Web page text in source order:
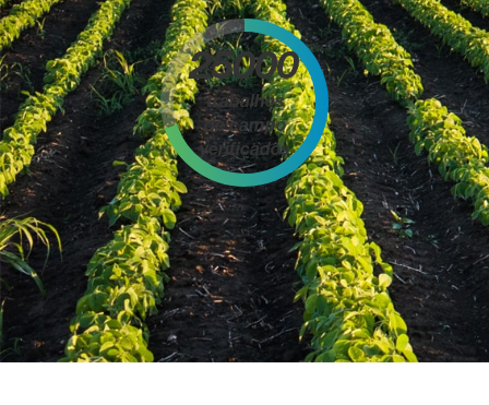
25000
trabalhos
de campo
verificados